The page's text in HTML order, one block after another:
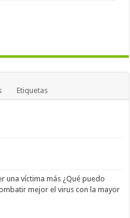
Etiquetas
una víctima más ¿Qué puedo
mejor el virus con la mayor